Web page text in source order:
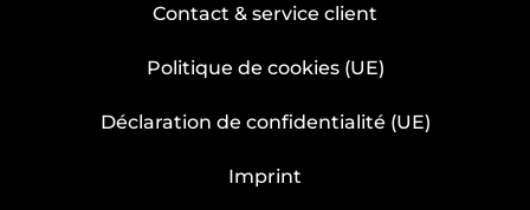
Contact & service client
Politique de cookies (UE)
Déclaration de confidentialité (UE)
Imprint